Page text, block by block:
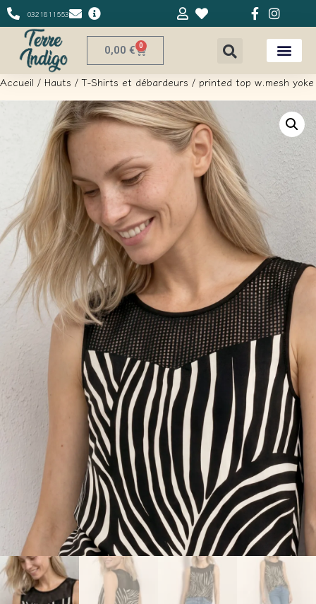
0321811553
0,00 € 0
Accueil / Hauts /T-Shirts et débardeurs / printed top w.mesh yoke